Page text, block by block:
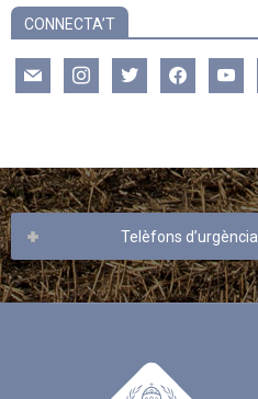
CONNECTA’T
mail instagramtwitter facebookyoutube
Telèfons d’urgència